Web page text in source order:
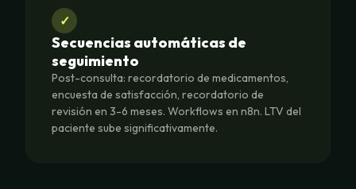
✓
Secuencias automáticas de
seguimiento
Post-consulta: recordatorio de medicamentos,
encuesta de satisfacción, recordatorio de
revisión en 3-6 meses. Workflows en n8n. LTV del
paciente sube significativamente.